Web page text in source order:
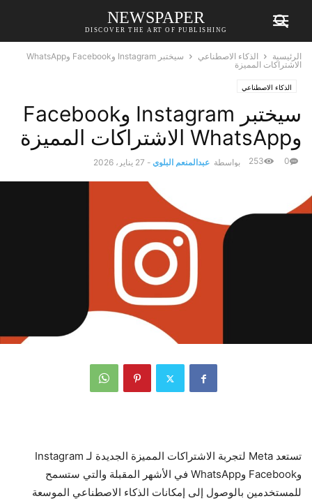
NEWSPAPER
DISCOVER THE ART OF PUBLISHING
الرئيسية الذكاء الاصطناعي
سيختبر Instagram وFacebook وWhatsApp
الاشتراكات المميزة
الذكاء الاصطناعي
سيختبر Instagram وFacebook
وWhatsApp الاشتراكات المميزة
بواسطة عبدالمنعم البلوي - 27 يناير، 2026 0
253
تستعد Meta لتجربة الاشتراكات المميزة الجديدة لـ Instagram
وFacebook وWhatsApp في الأشهر المقبلة والتي ستسمح
للمستخدمين بالوصول إلى إمكانات الذكاء الاصطناعي الموسعة